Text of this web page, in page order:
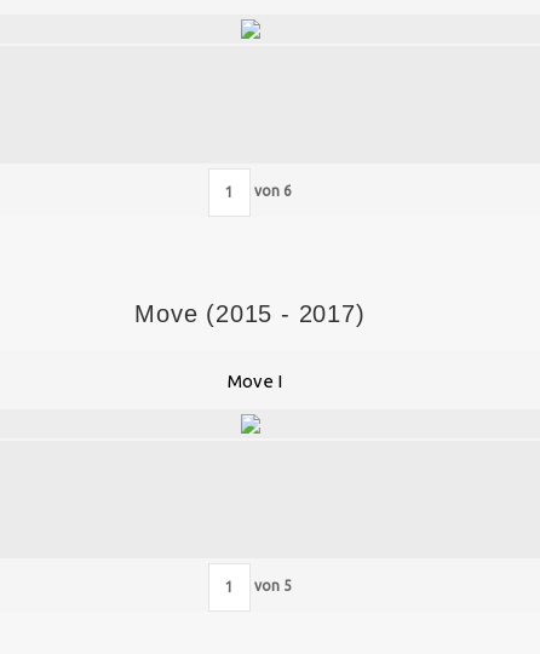
von 6
Move (2015 - 2017)
Move I
von 5